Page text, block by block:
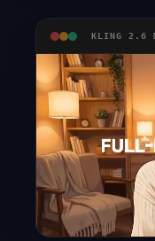
KLING 2.6